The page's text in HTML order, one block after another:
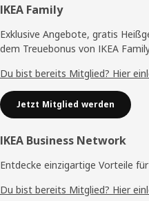
Fußzeile
IKEA Family
Exklusive Angebote, gratis
dem Treuebonus von IKEA
Du bist bereits Mitglied? Hier
Jetzt Mitglied werden
IKEA Business Network
Entdecke einzigartige Vorteile
Du bist bereits Mitglied? Hier